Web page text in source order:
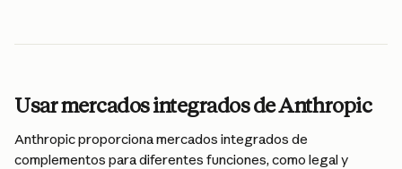
Usar mercados integrados de Anthropic
Anthropic proporciona mercados integrados de
complementos para diferentes funciones, como legal y